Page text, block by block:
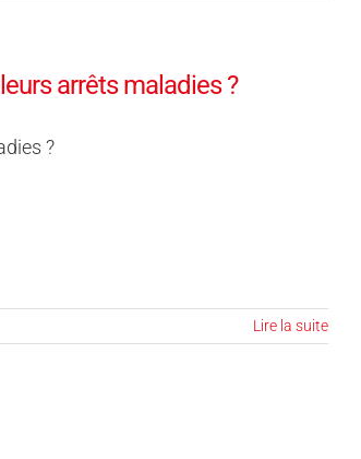
arrêts maladies ?
?
Lire la suite